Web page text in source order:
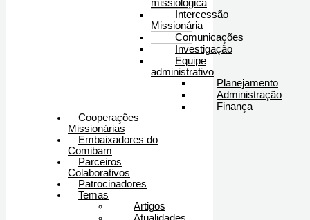
missiológica
Intercessão
Missionária
Comunicações
Investigação
Equipe
administrativo
Planejamento
Administração
Finança
Cooperações
Missionárias
Embaixadores do
Comibam
Parceiros
Colaborativos
Patrocinadores
Temas
Artigos